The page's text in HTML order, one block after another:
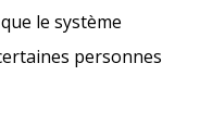
le système
personnes